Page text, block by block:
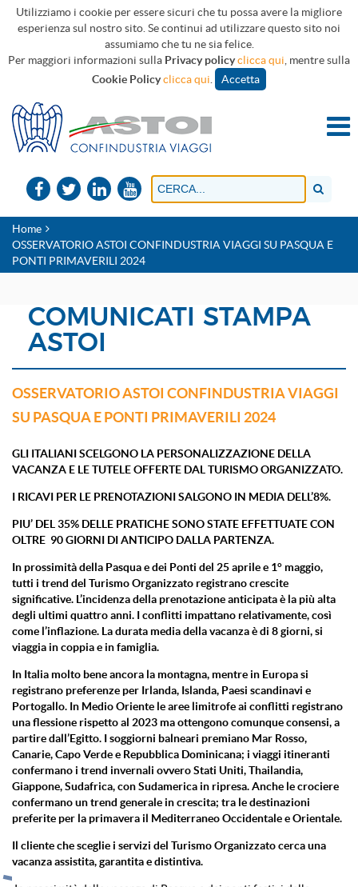
Utilizziamo i cookie per essere sicuri che tu possa avere la migliore
esperienza sul nostro sito. Se continui ad utilizzare questo sito noi
assumiamo che tu ne sia felice.
Per maggiori informazioni sulla Privacy policyclicca qui , mentre sulla
Cookie Policyclicca qui Accetta
Home
OSSERVATORIO ASTOI CONFINDUSTRIA VIAGGI SU PASQUA E
PONTI PRIMAVERILI 2024
COMUNICATI STAMPA
ASTOI
OSSERVATORIO ASTOI CONFINDUSTRIA VIAGGI
SU PASQUA E PONTI PRIMAVERILI 2024
GLI ITALIANI SCELGONO LA PERSONALIZZAZIONE DELLA
VACANZA E LE TUTELE OFFERTE DAL TURISMO ORGANIZZATO.
I RICAVI PER LE PRENOTAZIONI SALGONO IN MEDIA DELL’8%.
PIU’ DEL 35% DELLE PRATICHE SONO STATE EFFETTUATE CON
OLTRE 90 GIORNI DI ANTICIPO DALLA PARTENZA.
In prossimità della Pasqua e dei Ponti del 25 aprile e 1° maggio,
tutti i trend del Turismo Organizzato registrano crescite
significative. L’incidenza della prenotazione anticipata è la più alta
degli ultimi quattro anni. I conflitti impattano relativamente, così
come l’inflazione. La durata media della vacanza è di 8 giorni, si
viaggia in coppia e in famiglia.
In Italia molto bene ancora la montagna, mentre in Europa si
registrano preferenze per Irlanda, Islanda, Paesi scandinavi e
Portogallo. In Medio Oriente le aree limitrofe ai conflitti registrano
una flessione rispetto al 2023 ma ottengono comunque consensi, a
partire dall’Egitto. I soggiorni balneari premiano Mar Rosso,
Canarie, Capo Verde e Repubblica Dominicana; i viaggi itineranti
confermano i trend invernali ovvero Stati Uniti, Thailandia,
Giappone, Sudafrica, con Sudamerica in ripresa. Anche le crociere
confermano un trend generale in crescita; tra le destinazioni
preferite per la primavera il Mediterraneo Occidentale e Orientale.
Il cliente che sceglie i servizi del Turismo Organizzato cerca una
vacanza assistita, garantita e distintiva.